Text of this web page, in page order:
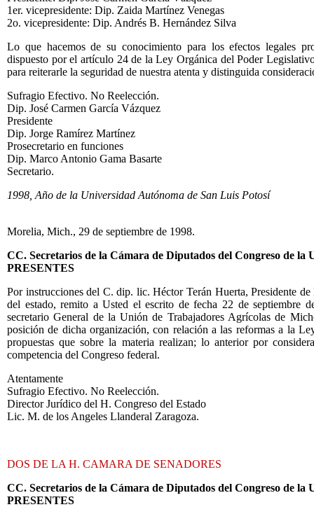
1er. vicepresidente: Dip. Zaida Martínez Venegas
2o. vicepresidente: Dip. Andrés B. Hernández Silva
Lo que hacemos de su conocimiento para los efectos legales
dispuesto por el artículo 24 de la Ley Orgánica del Poder
para reiterarle la seguridad de nuestra atenta y distinguida
Sufragio Efectivo. No Reelección.
Dip. José Carmen García Vázquez
Presidente
Dip. Jorge Ramírez Martínez
Prosecretario en funciones
Dip. Marco Antonio Gama Basarte
Secretario.
1998, Año de la Universidad Autónoma de San Luis Potosí
Morelia, Mich., 29 de septiembre de 1998.
CC. Secretarios de la Cámara de Diputados del Congreso de la
PRESENTES
Por instrucciones del C. dip. lic. Héctor Terán Huerta, Presidente
del estado, remito a Usted el escrito de fecha 22 de septiembre
secretario General de la Unión de Trabajadores Agrícolas de
posición de dicha organización, con relación a las reformas a la
propuestas que sobre la materia realizan; lo anterior por
competencia del Congreso federal.
Atentamente
Sufragio Efectivo. No Reelección.
Director Jurídico del H. Congreso del Estado
Lic. M. de los Angeles Llanderal Zaragoza.
DOS DE LA H. CAMARA DE SENADORES
CC. Secretarios de la Cámara de Diputados del Congreso de la
PRESENTES